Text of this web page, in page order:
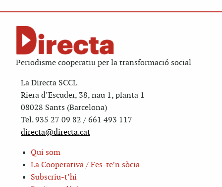
Periodisme cooperatiu per la transformació social
La Directa SCCL
Riera d’Escuder, 38, nau 1, planta 1
08028 Sants (Barcelona)
Tel. 935 27 09 82 / 661 493 117
directa@directa.cat
Qui som
La Cooperativa / Fes-te’n sòcia
Subscriu-t’hi